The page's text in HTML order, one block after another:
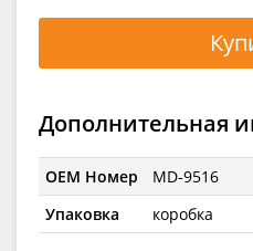
Дополнительная
OEM Номер
MD-9516
Упаковка
коробка